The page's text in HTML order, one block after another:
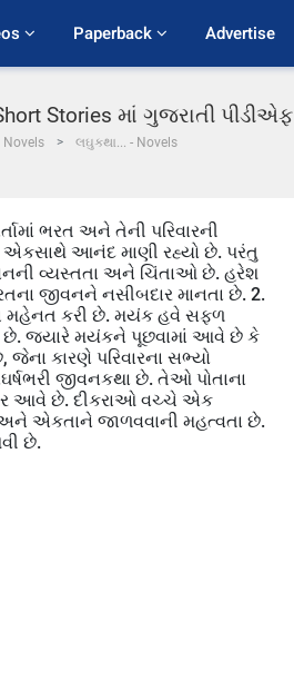
Paperback Advertise
Stories માં ગુજરાતી પીડીએફ
લઘુકથા... - Novels
ભરત અને તેની પરિવારની
એકસાથે આનંદ માણી રહ્યો છે. પરંતુ
વ્યસ્તતા અને ચિંતાઓ છે. હરેશ
જીવનને નસીબદાર માનતા છે. 2.
મહેનત કરી છે. મયંક હવે સફળ
છે. જ્યારે મયંકને પૂછવામાં આવે છે કે
કારણે પરિવારના સભ્યો
જીવનકથા છે. તેઓ પોતાના
ઘેર આવે છે. દીકરાઓ વચ્ચે એક
અને એકતાને જાળવવાની મહત્વતા છે.
છે.